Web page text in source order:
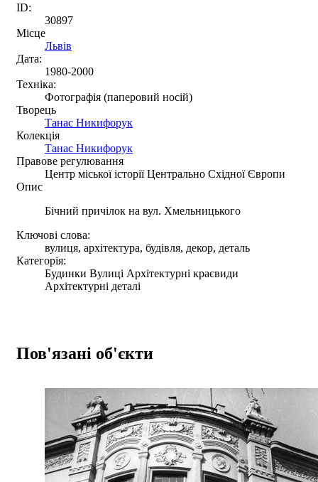
ID:
30897
Місце
Львів
Дата:
1980-2000
Техніка:
Фотографія (паперовий носій)
Творець
Танас Никифорук
Колекція
Танас Никифорук
Правове регулювання
Центр міської історії Центрально Східної Європи
Опис
Бічний причілок на вул. Хмельницького
Ключові слова:
вулиця, архітектура, будівля, декор, деталь
Категорія:
Будинки Вулиці Архітектурні краєвиди
Архітектурні деталі
Пов'язані об'єкти